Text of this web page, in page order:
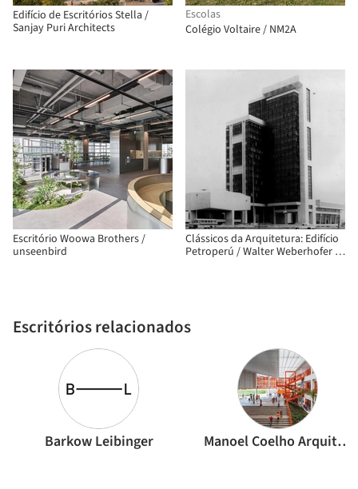
Edifício de Escritórios Stella /
Sanjay Puri Architects
Escolas
Colégio Voltaire / NM2A
Escritório Woowa Brothers /
unseenbird
Escritórios relacionados
Barkow Leibinger Manoel Coelho Arquitetura e Design
Clássicos da Arquitetura: Edifício
Petroperú / Walter Weberhofer +